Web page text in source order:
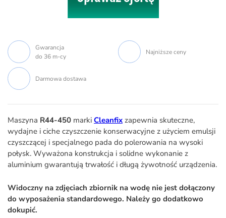
Gwarancja
do 36 m-cy
Najniższe ceny
Darmowa dostawa
Maszyna R44-450 marki Cleanfix zapewnia skuteczne,
wydajne i ciche czyszczenie konserwacyjne z użyciem emulsji
czyszczącej i specjalnego pada do polerowania na wysoki
połysk. Wyważona konstrukcja i solidne wykonanie z
aluminium gwarantują trwałość i długą żywotność urządzenia.
Widoczny na zdjęciach zbiornik na wodę nie jest dołączony
do wyposażenia standardowego. Należy go dodatkowo
dokupić.